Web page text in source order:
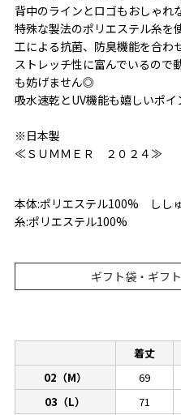
背中のラインとロゴもおしゃれ
特殊な製法のポリエステル糸を
工による抗菌、防臭機能を合わ
ストレッチ性に富んでいるので
も妨げません◎
吸水速乾とUV機能も嬉しいポイ
※日本製
≪ＳＵＭＭＥＲ ２０２４≫
本体:ポリエステル100% し
糸:ポリエステル100%
ギフト袋・ギフ
着丈
02（M）
69
03（L）
71